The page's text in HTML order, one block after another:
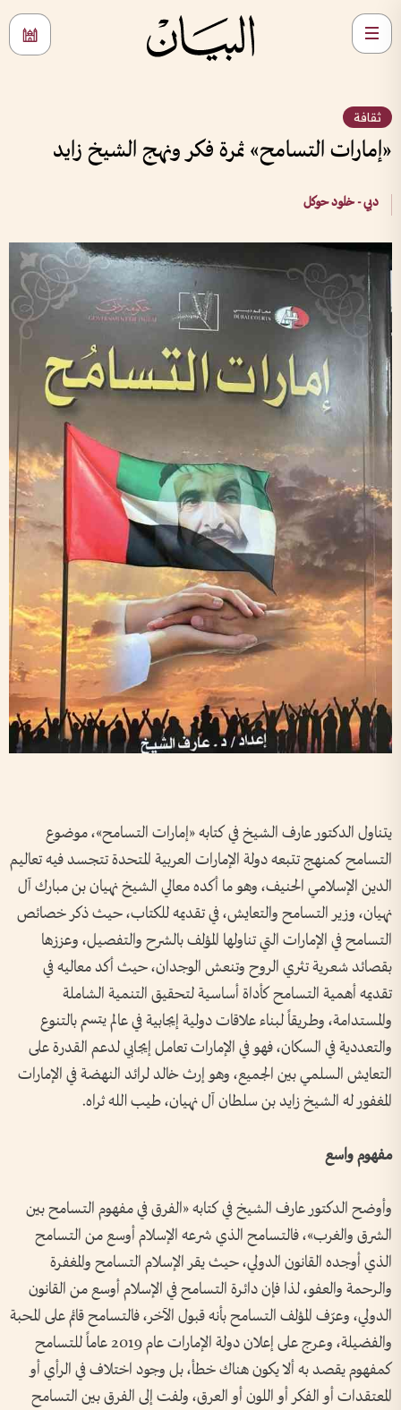
ثقافة
«إمارات التسامح» ثمرة فكر ونهج الشيخ زايد
دبي - خلود حوكل
يتناول الدكتور عارف الشيخ في كتابه «إمارات التسامح»، موضوع
التسامح كمنهج تتبعه دولة الإمارات العربية المتحدة تتجسد فيه تعاليم
الدين الإسلامي الحنيف، وهو ما أكده معالي الشيخ نهيان بن مبارك آل
نهيان، وزير التسامح والتعايش، في تقديمه للكتاب، حيث ذكر خصائص
التسامح في الإمارات التي تناولها المؤلف بالشرح والتفصيل، وعززها
بقصائد شعرية تثري الروح وتنعش الوجدان، حيث أكد معاليه في
تقديمه أهمية التسامح كأداة أساسية لتحقيق التنمية الشاملة
والمستدامة، وطريقاً لبناء علاقات دولية إيجابية في عالم يتسم بالتنوع
والتعددية في السكان، فهو في الإمارات تعامل إيجابي لدعم القدرة على
التعايش السلمي بين الجميع، وهو إرث خالد لرائد النهضة في الإمارات
المغفور له الشيخ زايد بن سلطان آل نهيان، طيب الله ثراه.
مفهوم واسع
وأوضح الدكتور عارف الشيخ في كتابه «الفرق في مفهوم التسامح بين
الشرق والغرب»، فالتسامح الذي شرعه الإسلام أوسع من التسامح
الذي أوجده القانون الدولي، حيث يقر الإسلام التسامح والمغفرة
والرحمة والعفو، لذا فإن دائرة التسامح في الإسلام أوسع من القانون
الدولي، وعرّف المؤلف التسامح بأنه قبول الآخر، فالتسامح قائم على المحبة
والفضيلة، وعرج على إعلان دولة الإمارات عام 2019 عاماً للتسامح
كمفهوم يقصد به ألا يكون هناك خطأ، بل وجود اختلاف في الرأي أو
المعتقدات أو الفكر أو اللون أو العرق، ولفت إلى الفرق بين التسامح